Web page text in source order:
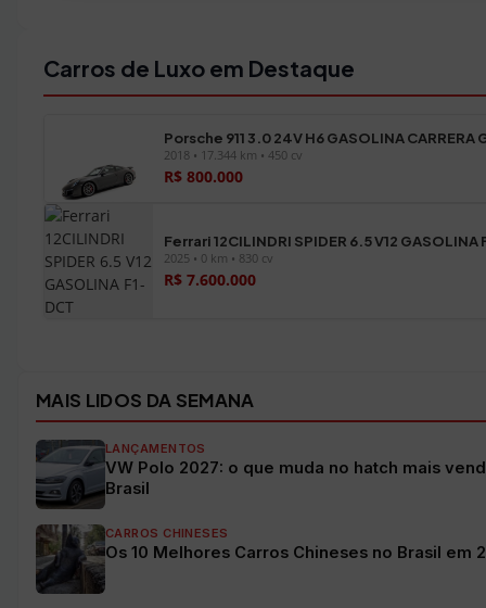
Carros de Luxo em Destaque
Porsche 911 3.0 24V H6 GASOLINA CARRERA
2018 • 17.344 km • 450 cv
R$ 800.000
Ferrari 12CILINDRI SPIDER 6.5 V12 GASOLINA
2025 • 0 km • 830 cv
R$ 7.600.000
MAIS LIDOS DA SEMANA
LANÇAMENTOS
VW Polo 2027: o que muda no hatch mais
Brasil
CARROS CHINESES
Os 10 Melhores Carros Chineses no Brasil em